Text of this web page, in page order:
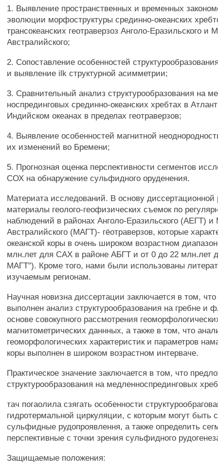
1. Выявление пространственных и временных
эволюции морфоструктуры срединно-океанских
трансокеанских геотраверзоз Анголо-Еразильского и
Австралийского;
2. Сопоставление особенностей
и выявление ilk структурной асимметрии;
3. Сравнительный анализ структурообразования на
носпрединговых срединно-океанских хребтах в
Индийском океанах в пределах геотраверзов;
4. Выявление особенностей магнитной
их изменений во Бремени;
5. Прогнозная оценка перспективности сегментов
СОХ на обнаружение сульфидного оруденения.
Материата исследований. В основу
материалы геолого-геофизических съемок по
наблюдений в районах Анголо-Еразильского (АЕГТ) и
Австралийского (МАГТ)- гёотраверзов, которые
океанской коры в очень широком возрастном
млн.лет для САХ в районе АБГТ и от 0 до 22 млн.лет
МАГТ"). Кроме того, нами были использованы
изучаемым регионам.
Научная новизна диссертации заключается в том,
выполнен анализ структурообразования на гребне и
основе совокупного рассмотрения
магнитометрических даннных, а также в том, что
геоморфологических характеристик и параметров
коры выполнен в широком возрастном интерваче.
Практическое значение заключается в том, что
структурообразования на медленноспрединговых
тач погаолила сзягать особенности
гидротермальной циркуляции, с которым могут быть
сульфидные рудопроявлення, а также определить
перспективные с точки зрения сульфидного
Защищаемые положения: